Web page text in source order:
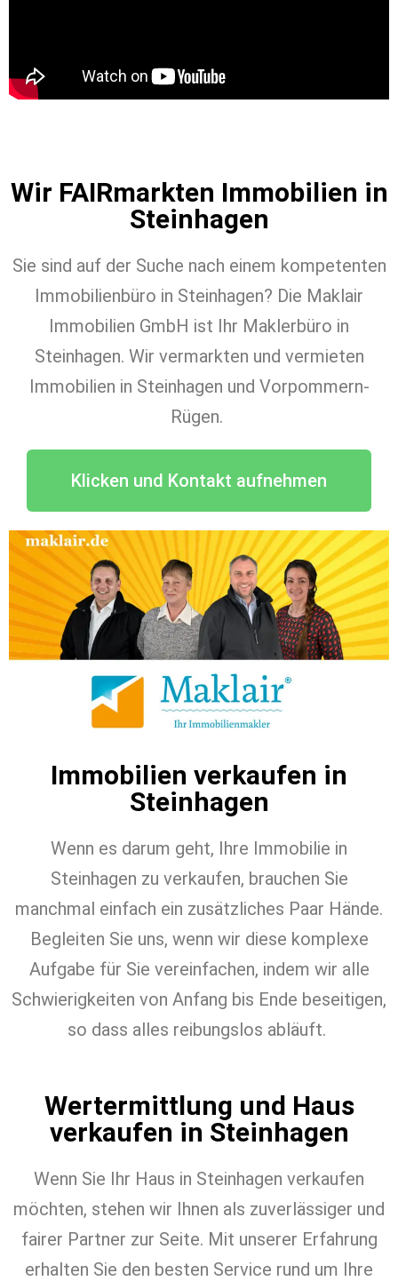
Wir FAIRmarkten Immobilien in
Steinhagen
Sie sind auf der Suche nach einem kompetenten
Immobilienbüro in Steinhagen? Die Maklair
Immobilien GmbH ist Ihr Maklerbüro in
Steinhagen. Wir vermarkten und vermieten
Immobilien in Steinhagen und Vorpommern-
Rügen.
Klicken und Kontakt aufnehmen
Immobilien verkaufen in
Steinhagen
Wenn es darum geht, Ihre Immobilie in
Steinhagen zu verkaufen, brauchen Sie
manchmal einfach ein zusätzliches Paar Hände.
Begleiten Sie uns, wenn wir diese komplexe
Aufgabe für Sie vereinfachen, indem wir alle
Schwierigkeiten von Anfang bis Ende beseitigen,
so dass alles reibungslos abläuft.
Wertermittlung und Haus
verkaufen in Steinhagen
Wenn Sie Ihr Haus in Steinhagen verkaufen
möchten, stehen wir Ihnen als zuverlässiger und
fairer Partner zur Seite. Mit unserer Erfahrung
erhalten Sie den besten Service rund um Ihre